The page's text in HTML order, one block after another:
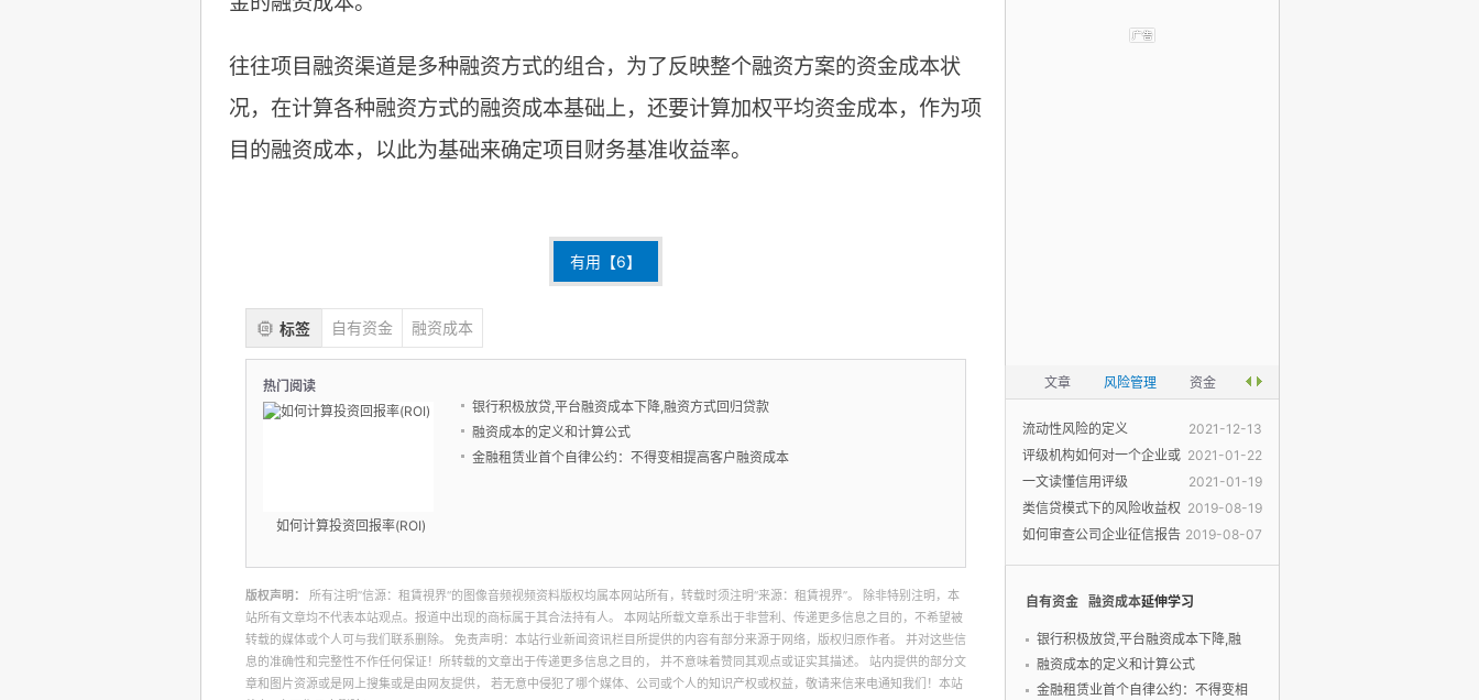
往往项目融资渠道是多种融资方式的组合，为了反映整个融资方案的资金成本状
况，在计算各种融资方式的融资成本基础上，还要计算加权平均资金成本，作为项
目的融资成本，以此为基础来确定项目财务基准收益率。
有用【6】
标签 自有资金 融资成本
热门阅读
如何计算投资回报率(ROI)
银行积极放贷,平台融资成本下降,融资方式回归贷款
融资成本的定义和计算公式
金融租赁业首个自律公约：不得变相提高客户融资成本
版权声明：
所有注明”信源：租賃視界“的图像音频视频资料版权均属本网站所有，转载时须注明“来源：租賃視界”。 除非特别注明，本
站所有文章均不代表本站观点。报道中出现的商标属于其合法持有人。 本网站所载文章系出于非营利、传递更多信息之目的，不希望被
转载的媒体或个人可与我们联系删除。 免责声明：本站行业新闻资讯栏目所提供的内容有部分来源于网络，版权归原作者。 并对这些信
息的准确性和完整性不作任何保证！所转载的文章出于传递更多信息之目的， 并不意味着赞同其观点或证实其描述。 站内提供的部分文
章和图片资源或是网上搜集或是由网友提供， 若无意中侵犯了哪个媒体、公司或个人的知识产权或权益，敬请来信来电通知我们！本站
文章 风险管理 资金
2021-12-13
流动性风险的定义
2021-01-22
评级机构如何对一个企业或
一个产品
2021-01-19
一文读懂信用评级
2019-08-19
类信贷模式下的风险收益权
衡-融资租
2019-08-07
如何审查公司企业征信报告
(信用报告
自有资金 融资成本延伸学习
银行积极放贷,平台融资成本下降,融
融资成本的定义和计算公式
金融租赁业首个自律公约：不得变相